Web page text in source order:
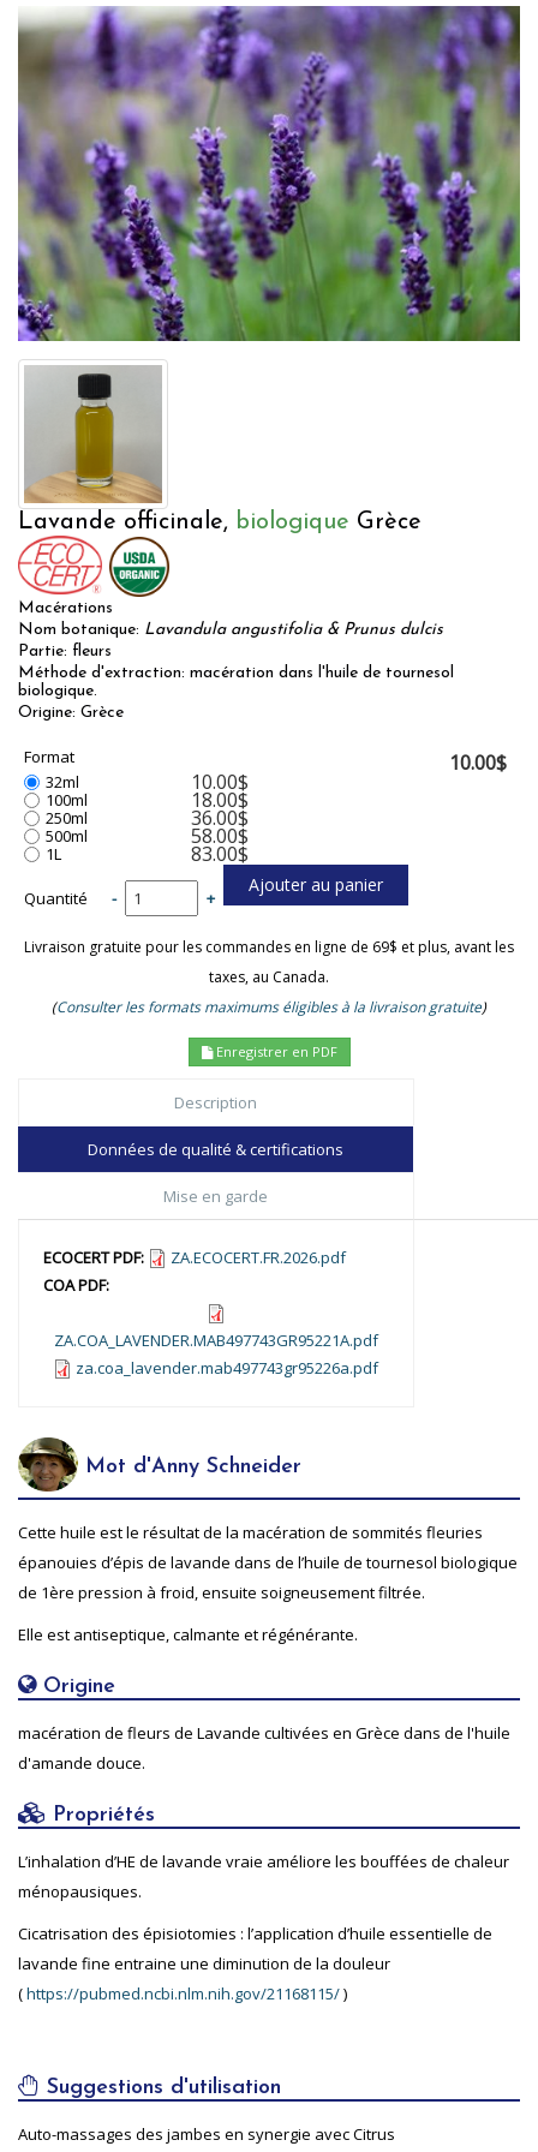
Lavande officinale, biologique Grèce
Macérations
Nom botanique: Lavandula angustifolia & Prunus dulcis
Partie: fleurs
Méthode d'extraction: macération dans l'huile de tournesol
biologique.
Origine: Grèce
Format
32ml
10.00$
100ml 18.00$
250ml 36.00$
500ml 58.00$
1L 83.00$
Quantité - +
10.00$
Livraison gratuite pour les commandes en ligne de 69$ et plus, avant les
taxes, au Canada.
(Consulter les formats maximums éligibles à la livraison gratuite)
Enregistrer en PDF
Description
Données de qualité & certifications
Mise en garde
ECOCERT PDF:
ZA.ECOCERT.FR.2026.pdf
COA PDF:
ZA.COA_LAVENDER.MAB497743GR95221A.pdf
za.coa_lavender.mab497743gr95226a.pdf
Mot d'Anny Schneider
Cette huile est le résultat de la macération de sommités fleuries
épanouies d’épis de lavande dans de l’huile de tournesol biologique
de 1ère pression à froid, ensuite soigneusement filtrée.
Elle est antiseptique, calmante et régénérante.
Origine
macération de fleurs de Lavande cultivées en Grèce dans de l'huile
d'amande douce.
Propriétés
L’inhalation d’HE de lavande vraie améliore les bouffées de chaleur
ménopausiques.
Cicatrisation des épisiotomies : l’application d’huile essentielle de
lavande fine entraine une diminution de la douleur
(https://pubmed.ncbi.nlm.nih.gov/21168115/)
Suggestions d'utilisation
Auto-massages des jambes en synergie avec Citrus